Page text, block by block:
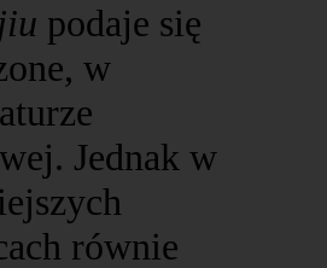
podaje się
w
Jednak w
równie